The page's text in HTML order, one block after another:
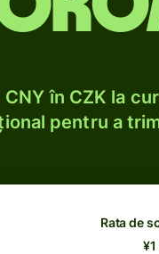
în CZK la
pentru a
Rata de
¥1